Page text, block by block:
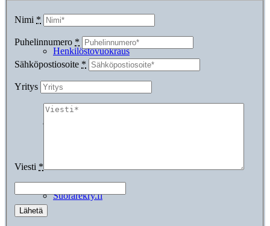
Henkilöstövuokraus
Suorarekry.fi
Nimi *
Puhelinnumero *
Sähköpostiosoite *
Yritys
Viesti *